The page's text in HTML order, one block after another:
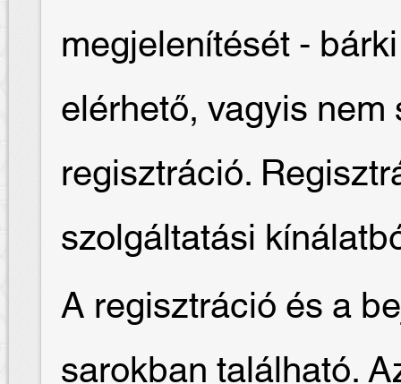
megjelenítését -
elérhető, vagyis
regisztráció.
szolgáltatási
A regisztráció és a